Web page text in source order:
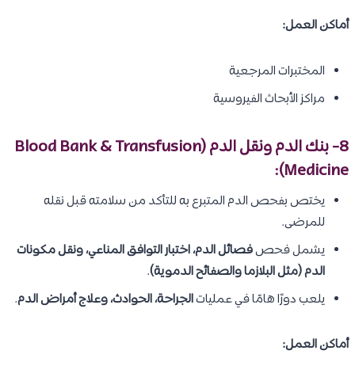
أماكن العمل:
المختبرات المرجعية
مراكز الأبحاث الفيروسية
8- بنك الدم ونقل الدم (Blood Bank & Transfusion
Medicine):
يختص بفحص الدم المتبرع به للتأكد من سلامته قبل نقله
للمرضى.
يشمل فحصفصائل الدم، اختبار التوافق المناعي، ونقل مكونات
الدم (مثل البلازما والصفائح الدموية).
يلعب دورًا هامًا في عملياتالجراحة، الحوادث، وعلاج أمراض الدم.
أماكن العمل: